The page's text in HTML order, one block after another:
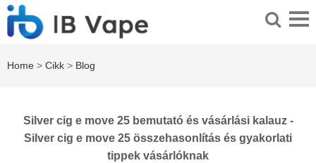
Home > Cikk > Blog
Silver cig e move 25 bemutató és vásárlási kalauz -
Silver cig e move 25 összehasonlítás és gyakorlati
tippek vásárlóknak